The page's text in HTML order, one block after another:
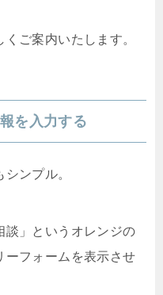
ご案内いたします。
を入力する
ンプル。
談」というオレンジの
ーフォームを表示させ